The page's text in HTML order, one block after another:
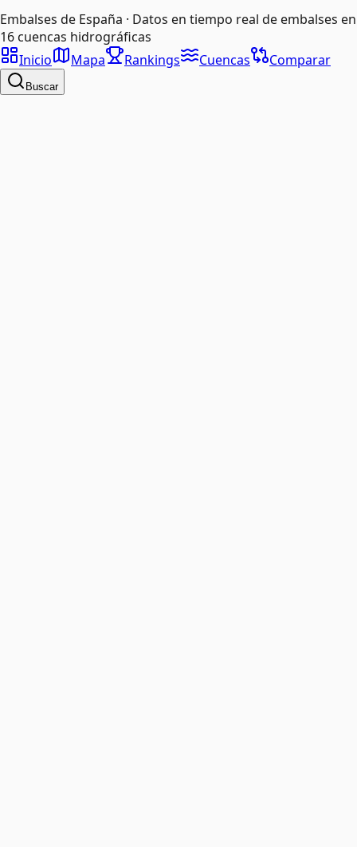
Embalses de España · Datos en tiempo real de embalses en
16 cuencas hidrográficas
Inicio
Mapa Rankings Cuencas Comparar
Buscar